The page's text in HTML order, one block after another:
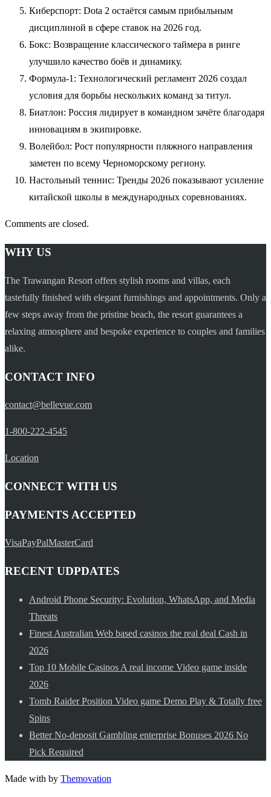
Киберспорт: Dota 2 остаётся самым прибыльным
дисциплиной в сфере ставок на 2026 год.
Бокс: Возвращение классического таймера в ринге
улучшило качество боёв и динамику.
Формула-1: Технологический регламент 2026 создал
условия для борьбы нескольких команд за титул.
Биатлон: Россия лидирует в командном зачёте благодаря
инновациям в экипировке.
Волейбол: Рост популярности пляжного направления
заметен по всему Черноморскому региону.
Настольный теннис: Тренды 2026 показывают усиление
китайской школы в международных соревнованиях.
Comments are closed.
WHY US
The Trawangan Resort offers stylish rooms and villas, each
tastefully finished with elegant furnishings and appointments. Only a
few steps away from the pristine beach, the resort guarantees a
relaxing atmosphere and bespoke experience to couples and families
alike.
CONTACT INFO
contact@bellevue.com
1-800-222-4545
Location
CONNECT WITH US
PAYMENTS ACCEPTED
VisaPayPalMasterCard
RECENT UDPDATES
Android Phone Security: Evolution, WhatsApp, and Media
Threats
Finest Australian Web based casinos the real deal Cash in
2026
Top 10 Mobile Casinos A real income Video game inside
2026
Tomb Raider Position Video game Demo Play & Totally free
Spins
Better No-deposit Gambling enterprise Bonuses 2026 No
Pick Required
Made with by Themovation